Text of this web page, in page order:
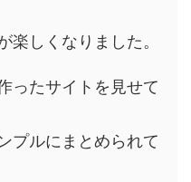
楽しくなりました。
ったサイトを見せて
プルにまとめられて